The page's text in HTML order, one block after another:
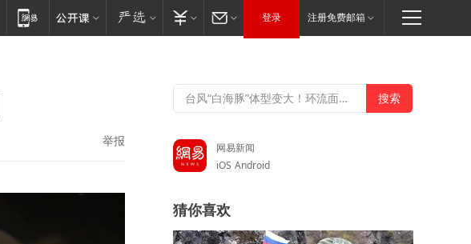
登录 注册免费邮箱
举报
网易新闻
iOS Android
猜你喜欢